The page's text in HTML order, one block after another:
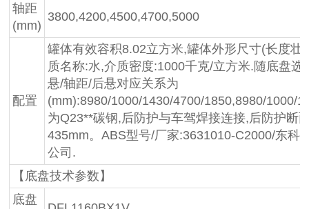
轴距
(mm)
3800,4200,4500,4700,5000
配置
罐体有效容积8.02立方米,罐体外形尺寸(长度
质名称:水,介质密度:1000千克/立方米.随底盘
悬/轴距/后悬对应关系为
(mm):8980/1000/1430/4700/1850,8980/1000/
为Q23**碳钢,后防护与车驾焊接连接,后防护断
435mm。ABS型号/厂家:3631010-C2000/东科
公司.
【底盘技术参数】
底盘